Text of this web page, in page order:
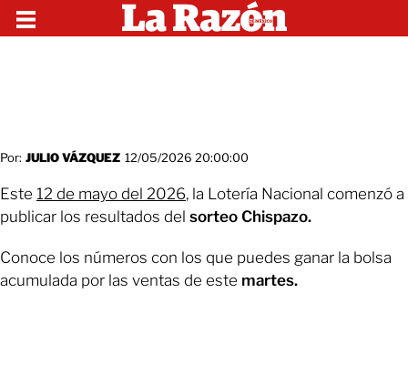
Por: JULIO VÁZQUEZ 12/05/2026 20:00:00
Este 12 de mayo del 2026, la Lotería Nacional comenzó a
publicar los resultados del sorteo Chispazo.
Conoce los números con los que puedes ganar la bolsa
acumulada por las ventas de este martes.